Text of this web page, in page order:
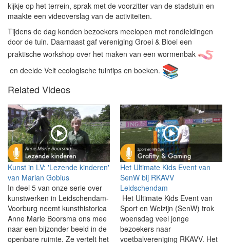
kijkje op het terrein, sprak met de voorzitter van de stadstuin en
maakte een videoverslag van de activiteiten.
Tijdens de dag konden bezoekers meelopen met rondleidingen
door de tuin. Daarnaast gaf vereniging Groei & Bloei een
praktische workshop over het maken van een wormenbak
en deelde Velt ecologische tuintips en boeken.
Related Videos
Kunst in LV: 'Lezende kinderen'
van Marian Gobius
In deel 5 van onze serie over
kunstwerken in Leidschendam-
Voorburg neemt kunsthistorica
Anne Marie Boorsma ons mee
naar een bijzonder beeld in de
openbare ruimte. Ze vertelt het
Het Ultimate Kids Event van
SenW bij RKAVV
Leidschendam
Het Ultimate Kids Event van
Sport en Welzijn (SenW) trok
woensdag veel jonge
bezoekers naar
voetbalvereniging RKAVV. Het